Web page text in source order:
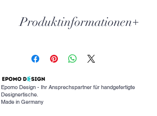
Produktinformationen
absolutes Einzelstück haben,
melden Sie doch gerne bei uns.
Epomo Design erstellt für Sie einen
einzigartigen Echtholztisch mit
Epoxidharz. Wir freuen uns auf
Ihre Anfrage.
Epomo Design - Ihr Ansprechspartner für handgefertigte
Designertische.
Made in Germany